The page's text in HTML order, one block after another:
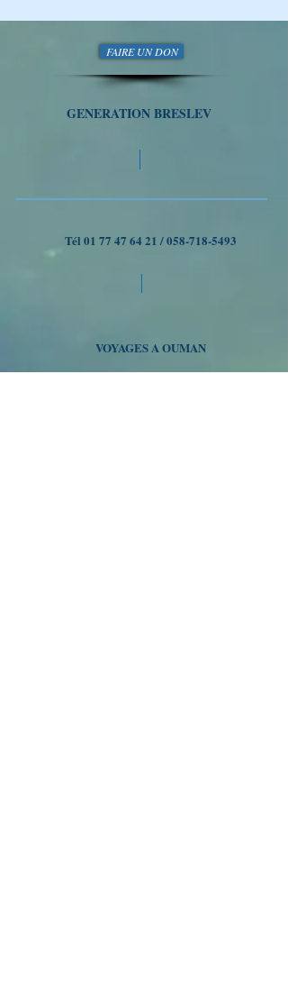
FAIRE UN DON
GENERATION BRESLEV
Tél 01 77 47 64 21 /058-718-5493
VOYAGES A OUMAN